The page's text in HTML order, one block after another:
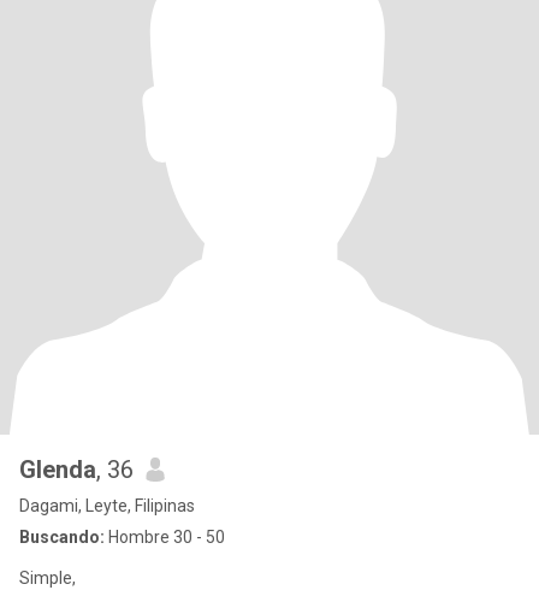
Glenda, 36
Dagami, Leyte, Filipinas
Buscando: Hombre 30 - 50
Simple,